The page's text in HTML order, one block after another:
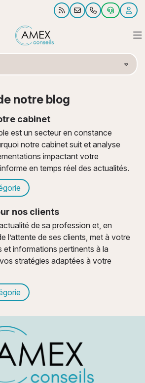
LMNP) & SCI
& IFI
notre blog
cabinet
est un secteur en constance
notre cabinet suit et analyse
impactant votre
en temps réel des actualités.
nos clients
de sa profession et, en
l’attente de ses clients, met à votre
et informations pertinents à la
stratégies adaptées à votre